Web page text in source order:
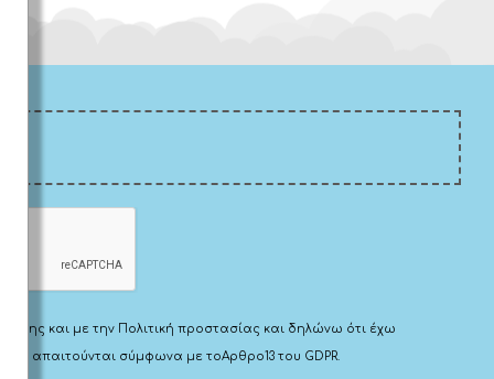
και με την Πολιτική προστασίας και δηλώνω ότι έχω
που απαιτούνται σύμφωνα με τοΑρθρο13 του GDPR.